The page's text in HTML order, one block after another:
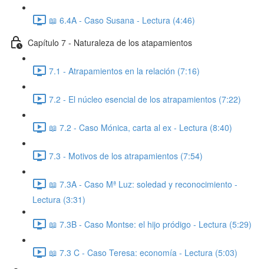
📖 6.4A - Caso Susana - Lectura (4:46)
Capítulo 7 - Naturaleza de los atapamientos
7.1 - Atrapamientos en la relación (7:16)
7.2 - El núcleo esencial de los atrapamientos (7:22)
📖 7.2 - Caso Mónica, carta al ex - Lectura (8:40)
7.3 - Motivos de los atrapamientos (7:54)
📖 7.3A - Caso Mª Luz: soledad y reconocimiento -
Lectura (3:31)
📖 7.3B - Caso Montse: el hijo pródigo - Lectura (5:29)
📖 7.3 C - Caso Teresa: economía - Lectura (5:03)